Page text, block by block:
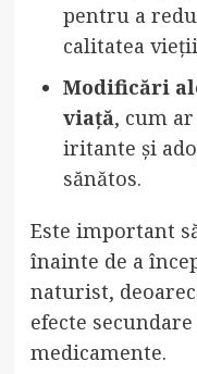
pentru a
calitatea
Modificări
viață, cum
iritante și
sănătos.
Este important
înainte de a
naturist,
efecte
medicamente.